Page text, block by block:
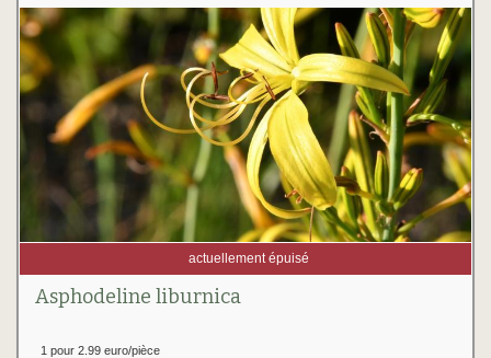
actuellement épuisé
Asphodeline liburnica
1 pour 2.99 euro/pièce